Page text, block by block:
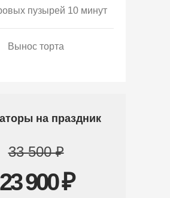
пузырей 10 минут
Вынос торта
на праздник
33 500 ₽
23 900 ₽